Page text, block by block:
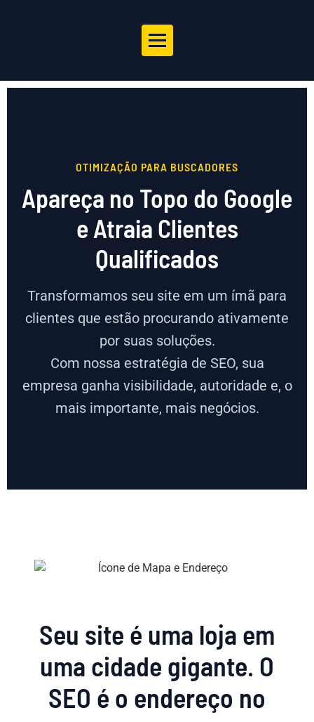
OTIMIZAÇÃO PARA BUSCADORES
Apareça no Topo do Google
e Atraia Clientes
Qualificados
Transformamos seu site em um ímã para
clientes que estão procurando ativamente
por suas soluções.
Com nossa estratégia de SEO, sua
empresa ganha visibilidade, autoridade e, o
mais importante, mais negócios.
Seu site é uma loja em
uma cidade gigante. O
SEO é o endereço no